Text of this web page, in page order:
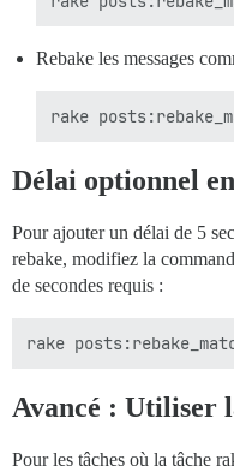
Rebake les messages
Délai optionnel
Pour ajouter un délai de 5
rebake, modifiez la
de secondes requis :
Avancé : Utiliser
Pour les tâches où la tâche